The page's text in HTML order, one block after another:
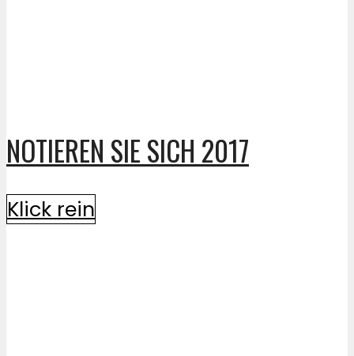
NOTIEREN SIE SICH 2017
Klick rein